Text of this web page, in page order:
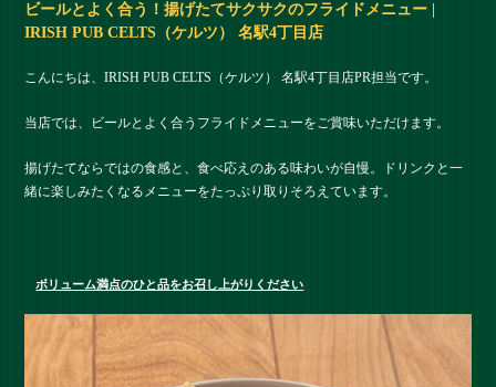
ビールとよく合う！揚げたてサクサクのフライドメニュー |
IRISH PUB CELTS（ケルツ） 名駅4丁目店
こんにちは、IRISH PUB CELTS（ケルツ） 名駅4丁目店PR担当です。
当店では、ビールとよく合うフライドメニューをご賞味いただけます。
揚げたてならではの食感と、食べ応えのある味わいが自慢。ドリンクと一
緒に楽しみたくなるメニューをたっぷり取りそろえています。
ボリューム満点のひと品をお召し上がりください